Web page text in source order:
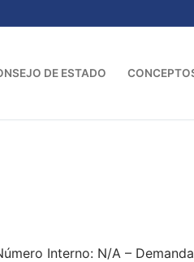
DE ESTADO
Interno: N/A –